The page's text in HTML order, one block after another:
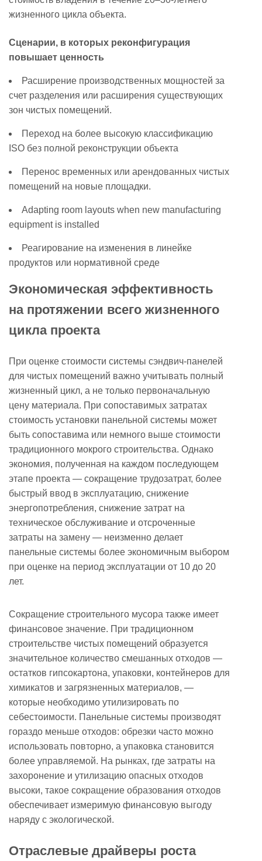
жизненного цикла объекта.
Сценарии, в которых реконфигурация
повышает ценность
Расширение производственных мощностей за
счет разделения или расширения существующих
зон чистых помещений.
Переход на более высокую классификацию
ISO без полной реконструкции объекта
Перенос временных или арендованных чистых
помещений на новые площадки.
Аdapting room layouts when new manufacturing
equipment is installed
Реагирование на изменения в линейке
продуктов или нормативной среде
Экономическая эффективность
на протяжении всего жизненного
цикла проекта
При оценке стоимости системы сэндвич-панелей
для чистых помещений важно учитывать полный
жизненный цикл, а не только первоначальную
цену материала. При сопоставимых затратах
стоимость установки панельной системы может
быть сопоставима или немного выше стоимости
традиционного мокрого строительства. Однако
экономия, полученная на каждом последующем
этапе проекта — сокращение трудозатрат, более
быстрый ввод в эксплуатацию, снижение
энергопотребления, снижение затрат на
техническое обслуживание и отсроченные
затраты на замену — неизменно делает
панельные системы более экономичным выбором
при оценке на период эксплуатации от 10 до 20
лет.
Сокращение строительного мусора также имеет
финансовое значение. При традиционном
строительстве чистых помещений образуется
значительное количество смешанных отходов —
остатков гипсокартона, упаковки, контейнеров для
химикатов и загрязненных материалов, —
которые необходимо утилизировать по
себестоимости. Панельные системы производят
гораздо меньше отходов: обрезки часто можно
использовать повторно, а упаковка становится
более управляемой. На рынках, где затраты на
захоронение и утилизацию опасных отходов
высоки, такое сокращение образования отходов
обеспечивает измеримую финансовую выгоду
наряду с экологической.
Отраслевые драйверы роста